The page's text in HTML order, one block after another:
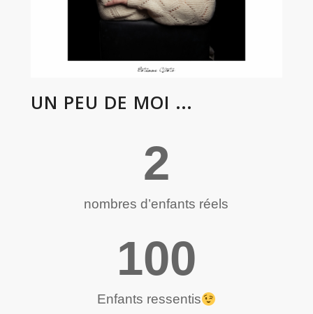
UN PEU DE MOI …
nombres d’en­fants réels
2
Enfants res­sen­tis
100